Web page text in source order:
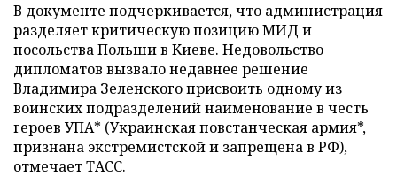
В документе подчеркивается, что администрация
разделяет критическую позицию МИД и
посольства Польши в Киеве. Недовольство
дипломатов вызвало недавнее решение
Владимира Зеленского присвоить одному из
воинских подразделений наименование в честь
героев УПА* (Украинская повстанческая армия*,
признана экстремистской и запрещена в РФ),
отмечаетТАСС.